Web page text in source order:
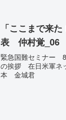
「ここまで来
表 仲村覚_06
緊急国難セミナー
の挨拶 在日米軍ネ
本 金城君